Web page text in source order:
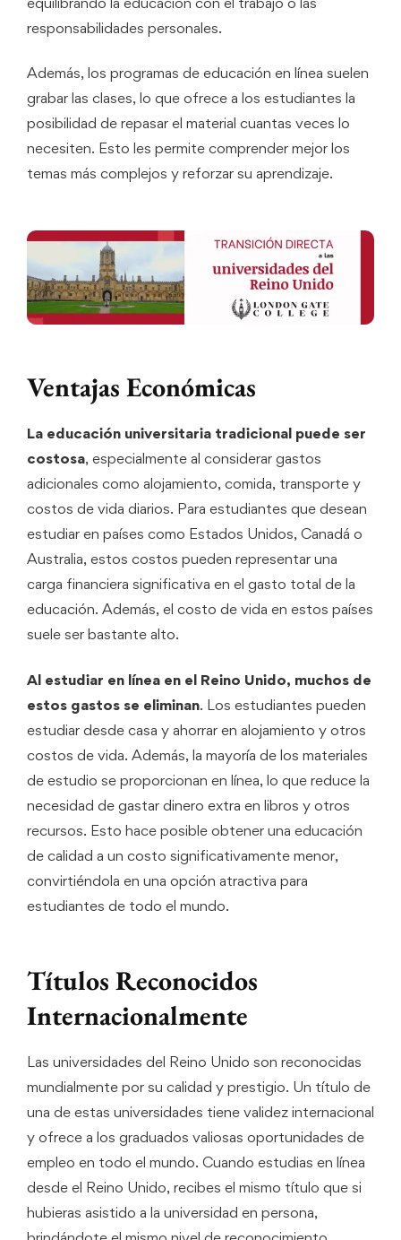
responsabilidades personales.
Además, los programas de educación en línea suelen
grabar las clases, lo que ofrece a los estudiantes la
posibilidad de repasar el material cuantas veces lo
necesiten. Esto les permite comprender mejor los
temas más complejos y reforzar su aprendizaje.
Ventajas Económicas
La educación universitaria tradicional puede ser
costosa, especialmente al considerar gastos
adicionales como alojamiento, comida, transporte y
costos de vida diarios. Para estudiantes que desean
estudiar en países como Estados Unidos, Canadá o
Australia, estos costos pueden representar una
carga financiera significativa en el gasto total de la
educación. Además, el costo de vida en estos países
suele ser bastante alto.
Al estudiar en línea en el Reino Unido, muchos de
estos gastos se eliminan. Los estudiantes pueden
estudiar desde casa y ahorrar en alojamiento y otros
costos de vida. Además, la mayoría de los materiales
de estudio se proporcionan en línea, lo que reduce la
necesidad de gastar dinero extra en libros y otros
recursos. Esto hace posible obtener una educación
de calidad a un costo significativamente menor,
convirtiéndola en una opción atractiva para
estudiantes de todo el mundo.
Títulos Reconocidos
Internacionalmente
Las universidades del Reino Unido son reconocidas
mundialmente por su calidad y prestigio. Un título de
una de estas universidades tiene validez internacional
y ofrece a los graduados valiosas oportunidades de
empleo en todo el mundo. Cuando estudias en línea
desde el Reino Unido, recibes el mismo título que si
hubieras asistido a la universidad en persona,